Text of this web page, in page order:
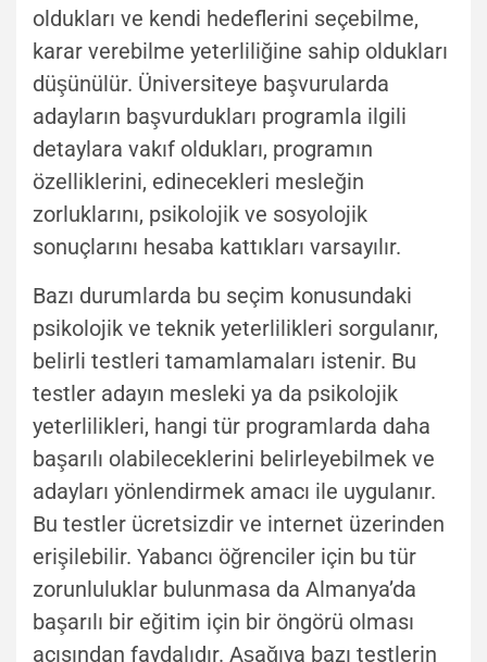
oldukları ve kendi hedeflerini seçebilme,
karar verebilme yeterliliğine sahip oldukları
düşünülür. Üniversiteye başvurularda
adayların başvurdukları programla ilgili
detaylara vakıf oldukları, programın
özelliklerini, edinecekleri mesleğin
zorluklarını, psikolojik ve sosyolojik
sonuçlarını hesaba kattıkları varsayılır.
Bazı durumlarda bu seçim konusundaki
psikolojik ve teknik yeterlilikleri sorgulanır,
belirli testleri tamamlamaları istenir. Bu
testler adayın mesleki ya da psikolojik
yeterlilikleri, hangi tür programlarda daha
başarılı olabileceklerini belirleyebilmek ve
adayları yönlendirmek amacı ile uygulanır.
Bu testler ücretsizdir ve internet üzerinden
erişilebilir. Yabancı öğrenciler için bu tür
zorunluluklar bulunmasa da Almanya’da
başarılı bir eğitim için bir öngörü olması
açısından faydalıdır. Aşağıya bazı testlerin